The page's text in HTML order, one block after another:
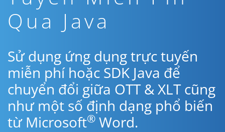
Qua Java
Sử dụng ứng dụng trực tuyến
miễn phí hoặc SDK Java để
chuyển đổi giữa OTT & XLT cũng
như một số định dạng phổ biến
từ Microsoft® Word.